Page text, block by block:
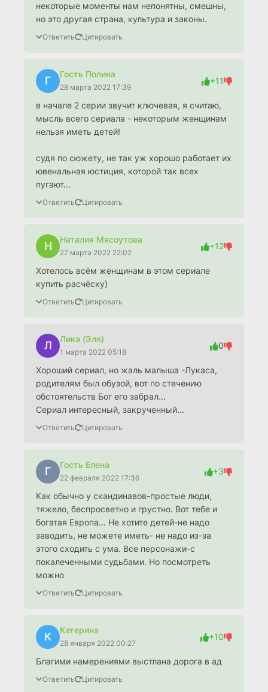
некоторые моменты нам непонятны, смешны,
но это другая страна, культура и законы.
Ответить Цитировать
Г
Гость Полина
28 марта 2022 17:39
+11
в начале 2 серии звучит ключевая, я считаю,
мысль всего сериала - некоторым женщинам
нельзя иметь детей!
судя по сюжету, не так уж хорошо работает их
ювенальная юстиция, которой так всех
пугают...
Ответить Цитировать
Н
Наталия Мясоутова
27 марта 2022 22:02
+12
Хотелось всём женщинам в этом сериале
купить расчёску)
Ответить Цитировать
Л
Лика (Эля)
1 марта 2022 05:18
0
Хороший сериал, но жаль малыша -Лукаса,
родителям был обузой, вот по стечению
обстоятельств Бог его забрал...
Сериал интересный, закрученный...
Ответить Цитировать
Г
Гость Елена
22 февраля 2022 17:36
+3
Как обычно у скандинавов-простые люди,
тяжело, беспросветно и грустно. Вот тебе и
богатая Европа… Не хотите детей-не надо
заводить, не можете иметь- не надо из-за
этого сходить с ума. Все персонажи-с
покалеченными судьбами. Но посмотреть
можно
Ответить Цитировать
К
Катерина
28 января 2022 00:27
+10
Благими намерениями выстлана дорога в ад
Ответить Цитировать